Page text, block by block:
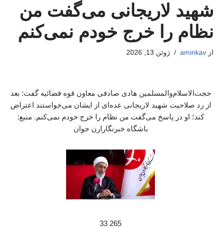
شهید لاریجانی می‌گفت من
نظام را خرج خودم نمی‌کنم
از aminkav ژوئن 13, 2026
حجت‌الاسلام‌والمسلمین هادی صادقی معاون قوه قضائیه گفت: بعد
از رد صلاحیت شهید لاریجانی عده‌ای از ایشان می‌خواستند اعتراض
کند؛ او در پاسخ می‌گفت من نظام را خرج خودم نمی‌کنم. منبع:
باشگاه خبرنگارارن جوان
265 33